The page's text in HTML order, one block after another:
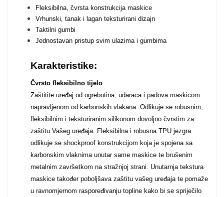
Fleksibilna, čvrsta konstrukcija maskice
Vrhunski, tanak i lagan teksturirani dizajn
Taktilni gumbi
Jednostavan pristup svim ulazima i gumbima
Karakteristike:
Čvrsto fleksibilno tijelo
Zaštitite uređaj od ogrebotina, udaraca i padova maskicom
napravljenom od karbonskih vlakana. Odlikuje se robusnim,
fleksibilnim i teksturiranim silikonom dovoljno čvrstim za
zaštitu Vašeg uređaja. Fleksibilna i robusna TPU jezgra
odlikuje se shockproof konstrukcijom koja je spojena sa
karbonskim vlaknima unutar same maskice te brušenim
metalnim završetkom na stražnjoj strani. Unutarnja tekstura
maskice također poboljšava zaštitu vašeg uređaja te pomaže
u ravnomjernom raspoređivanju topline kako bi se spriječilo
Zodiac Halloween
Doodles Apstraktni motivi
Monogrami Dječji motivi